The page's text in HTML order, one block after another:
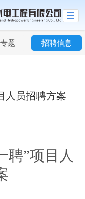
题 招聘信息
人员招聘方案
聘”项目人